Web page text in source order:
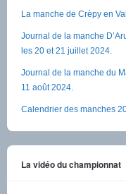
La manche de Crèpy en
Journal de la manche
les 20 et 21 juillet 2024.
Journal de la manche du
11 août 2024.
Calendrier des manches
La vidéo du championnat